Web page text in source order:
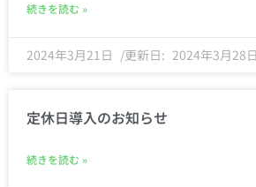
続きを読む »
2024年3月21日 2024年3月28日
定休日導入のお知らせ
続きを読む »